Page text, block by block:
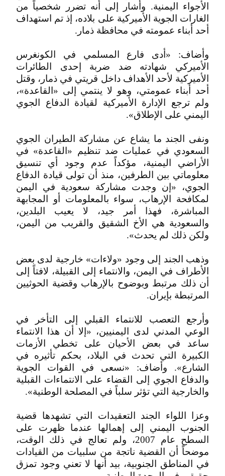
الأجواء اليمنية. وأشار إلى أنه تضرر شخصياً من
الغارات الجوية الأميركية على بلاده، إذ تم استهداف
أحد أبناء عمومته في محافظة ذمار.
وأضاف: «أدى فارع المسلمي في الكونغرس
الأميركي شهادته ضد ضربة إحدى الطائرات
الأميركية لأحد الأهداف داخل قريتي في ذمار، وقتل
أحد أبناء عمومتي، وهو لا ينتمي إلى «القاعدة»،
ولم ترجع الإدارة الأميركية لقيادة الدفاع الجوي
اليمني على الإطلاق».
ونفى الجند ما يشاع عن مشاركة الطيران الجوي
السعودي في عمليات ضد تنظيم «القاعدة» في
الأراضي اليمنية، مؤكداً عدم وجود أي تنسيق
معلوماتي بين الطرفين، منذ أن تولى قيادة الدفاع
الجوي، «إن وجدت مشاركة سعودية في اليمن
لمكافحة الإرهاب، سواء بالمعلومات أو المجابهة
المباشرة، فهذا أمر جيد، لا يعيب البلدين،
والسعودية هي الأخ الشقيق والقريب من اليمن،
ولكن ذلك لم يحدث».
وذهب الجند إلى وجود «ولاءات» خارجية لدى بعض
الأطراف في اليمن، والانتماء إلى القبيلة، لافتاً إلى
أن ذلك مرتبط وبوضوح بالإرهاب وقضية الحوثيين
المرتبطة بإيران.
وأرجع التعصب للانتماء القبلي إلى التأخر في
الوعي المدني لدى اليمنيين، «إلا أن هذا الانتماء
ساعد في بعض الأحيان على تخطي الأزمات
الكبيرة التي تحدث في البلاد، بحكم تأثيره في
الشارع». وأضاف: «نسعى في القوات الجوية
والدفاع الجوي إلى القضاء على الانتماءات القبلية
والخارجية التي تؤثر سلباً في المصلحة الوطنية».
وعزا اللواء الجند التعقيدات التي تشهدها قضية
الجنوب اليمني إلى إهمالها عندما ظهرت على
السطح عام 2007، ولم تعالج في ذلك الوقت،
موضحاً أن القضية ناتجة من سلبيات من القيادات
في المناطق الجنوبية، بيد أنها لا تعني وجود تمزق